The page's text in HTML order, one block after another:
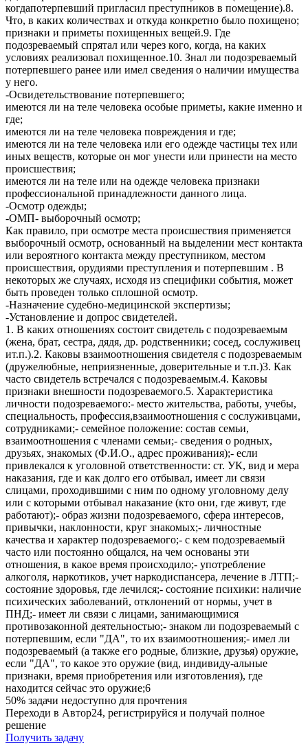
когдапотерпевший пригласил преступников в помещение).8.
Что, в каких количествах и откуда конкретно было похищено;
признаки и приметы похищенных вещей.9. Где
подозреваемый спрятал или через кого, когда, на каких
условиях реализовал похищенное.10. Знал ли подозреваемый
потерпевшего ранее или имел сведения о наличии имущества
у него.
-Освидетельствование потерпевшего;
имеются ли на теле человека особые приметы, какие именно и
где;
имеются ли на теле человека повреждения и где;
имеются ли на теле человека или его одежде частицы тех или
иных веществ, которые он мог унести или принести на место
происшествия;
имеются ли на теле или на одежде человека признаки
профессиональной принадлежности данного лица.
-Осмотр одежды;
-ОМП- выборочный осмотр;
Как правило, при осмотре места происшествия применяется
выборочный осмотр, основанный на выделении мест контакта
или вероятного контакта между преступником, местом
происшествия, орудиями преступления и потерпевшим . В
некоторых же случаях, исходя из специфики события, может
быть проведен только сплошной осмотр.
-Назначение судебно-медицинской экспертизы;
-Установление и допрос свидетелей.
1. В каких отношениях состоит свидетель с подозреваемым
(жена, брат, сестра, дядя, др. родственники; сосед, сослуживец
ит.п.).2. Каковы взаимоотношения свидетеля с подозреваемым
(дружелюбные, неприязненные, доверительные и т.п.)3. Как
часто свидетель встречался с подозреваемым.4. Каковы
признаки внешности подозреваемого.5. Характеристика
личности подозреваемого:- место жительства, работы, учебы,
специальность, профессия,взаимоотношения с сослуживцами,
сотрудниками;- семейное положение: состав семьи,
взаимоотношения с членами семьи;- сведения о родных,
друзьях, знакомых (Ф.И.О., адрес проживания);- если
привлекался к уголовной ответственности: ст. УК, вид и мера
наказания, где и как долго его отбывал, имеет ли связи
слицами, проходившими с ним по одному уголовному делу
или с которыми отбывал наказание (кто они, где живут, где
работают);- образ жизни подозреваемого, сфера интересов,
привычки, наклонности, круг знакомых;- личностные
качества и характер подозреваемого;- с кем подозреваемый
часто или постоянно общался, на чем основаны эти
отношения, в какое время происходило;- употребление
алкоголя, наркотиков, учет наркодиспансера, лечение в ЛТП;-
состояние здоровья, где лечился;- состояние психики: наличие
психических заболеваний, отклонений от нормы, учет в
ПНД;- имеет ли связи с лицами, занимающимися
противозаконной деятельностью;- знаком ли подозреваемый с
потерпевшим, если "ДА", то их взаимоотношения;- имел ли
подозреваемый (а также его родные, близкие, друзья) оружие,
если "ДА", то какое это оружие (вид, индивиду-альные
признаки, время приобретения или изготовления), где
находится сейчас это оружие;6
50% задачи недоступно для прочтения
Переходи в Автор24, регистрируйся и получай полное
решение
Получить задачу